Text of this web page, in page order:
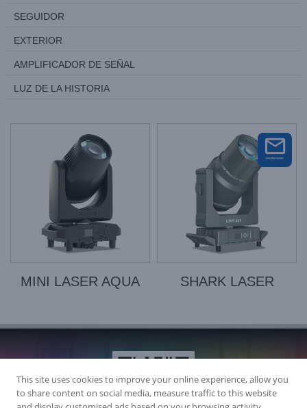
MINI LASER AQUA SHARK LASER
SEGUIDOR
EXTERIOR
AMPLIFICADOR DE SEÑAL
LUZ DE LA HISTORIA
This site uses cookies to improve your online experience, allow you
to share content on social media, measure traffic to this website